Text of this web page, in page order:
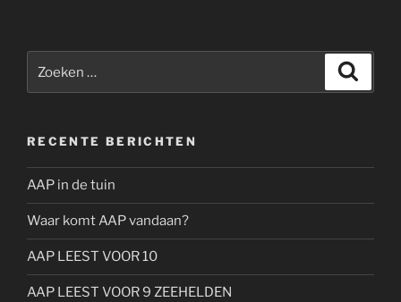
RECENTE BERICHTEN
AAP in de tuin
Waar komt AAP vandaan?
AAP LEEST VOOR 10
AAP LEEST VOOR 9 ZEEHELDEN